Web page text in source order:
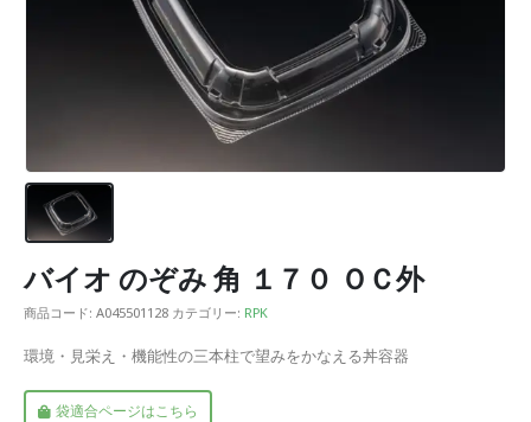
バイオ のぞみ 角 １７０ ＯＣ外
商品コード: A045501128 カテゴリー: RPK
環境・見栄え・機能性の三本柱で望みをかなえる丼容器
袋適合ページはこちら